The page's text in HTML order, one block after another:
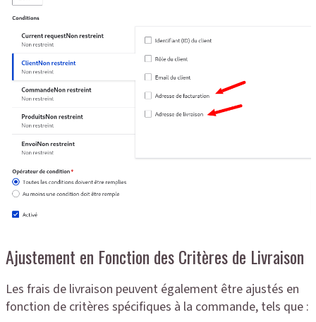
Ajustement en Fonction des Critères de Livraison
Les frais de livraison peuvent également être ajustés en
fonction de critères spécifiques à la commande, tels que :